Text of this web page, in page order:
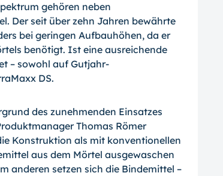
gehören neben
Der seit über zehn Jahren bewährte
bei geringen Aufbauhöhen, da er
benötigt. Ist eine ausreichende
– sowohl auf Gutjahr-
DS.
des zunehmenden Einsatzes
Thomas Römer
Konstruktion als mit konventionellen
aus dem Mörtel ausgewaschen
anderen setzen sich die Bindemittel –